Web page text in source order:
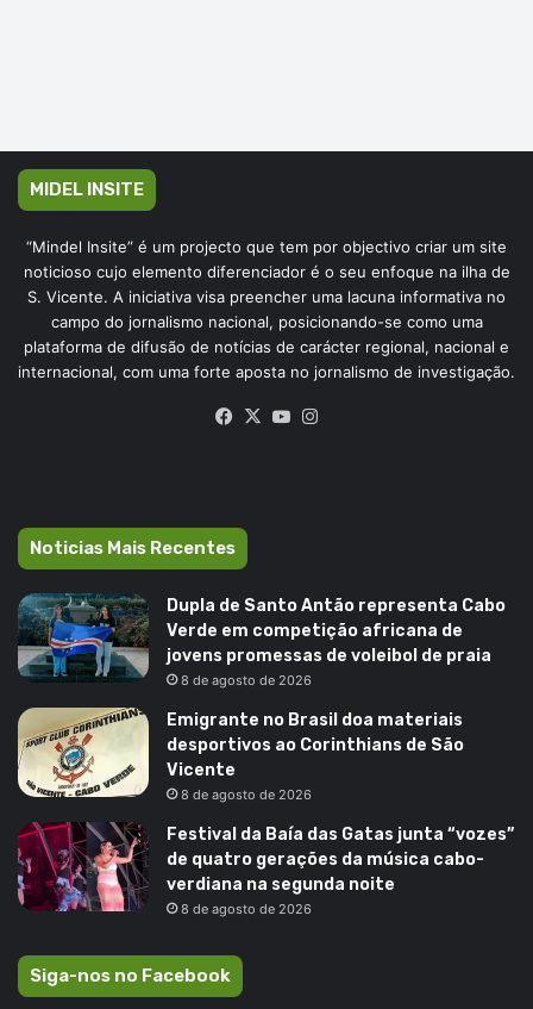
MIDEL INSITE
“Mindel Insite” é um projecto que tem por objectivo criar um site
noticioso cujo elemento diferenciador é o seu enfoque na ilha de
S. Vicente. A iniciativa visa preencher uma lacuna informativa no
campo do jornalismo nacional, posicionando-se como uma
plataforma de difusão de notícias de carácter regional, nacional e
internacional, com uma forte aposta no jornalismo de investigação.
Facebook
X YouTube
Noticias Mais Recentes
Dupla de Santo Antão representa Cabo
Verde em competição africana de
jovens promessas de voleibol de praia
8 de agosto de 2026
Emigrante no Brasil doa materiais
desportivos ao Corinthians de São
Vicente
8 de agosto de 2026
Festival da Baía das Gatas junta “vozes”
de quatro gerações da música cabo-
verdiana na segunda noite
8 de agosto de 2026
Siga-nos no Facebook